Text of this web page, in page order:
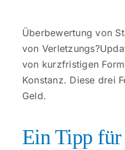
Überbewertung von
von
von kurzfristigen
Konstanz. Diese drei
Geld.
Ein Tipp für